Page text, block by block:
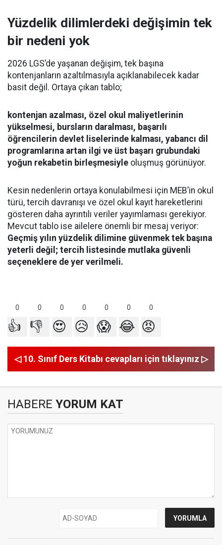
Yüzdelik dilimlerdeki değişimin tek
bir nedeni yok
2026 LGS’de yaşanan değişim, tek başına
kontenjanların azaltılmasıyla açıklanabilecek kadar
basit değil. Ortaya çıkan tablo;
kontenjan azalması, özel okul maliyetlerinin
yükselmesi, bursların daralması, başarılı
öğrencilerin devlet liselerinde kalması, yabancı dil
programlarına artan ilgi ve üst başarı grubundaki
yoğun rekabetin birleşmesiyle oluşmuş görünüyor.
Kesin nedenlerin ortaya konulabilmesi için MEB’in okul
türü, tercih davranışı ve özel okul kayıt hareketlerini
gösteren daha ayrıntılı veriler yayımlaması gerekiyor.
Mevcut tablo ise ailelere önemli bir mesaj veriyor:
Geçmiş yılın yüzdelik dilimine güvenmek tek başına
yeterli değil; tercih listesinde mutlaka güvenli
seçeneklere de yer verilmeli.
0 0 0 0 0 0 0
👍 👎 😍 😥 😱 😂 😡
◁ 10. Sınıf Ders Kitabı cevapları için tıklayınız ▷
HABERE YORUM KAT